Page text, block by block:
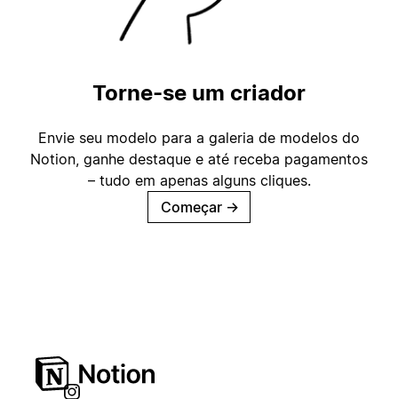
Torne-se um criador
Envie seu modelo para a galeria de modelos do
Notion, ganhe destaque e até receba pagamentos
– tudo em apenas alguns cliques.
Começar →